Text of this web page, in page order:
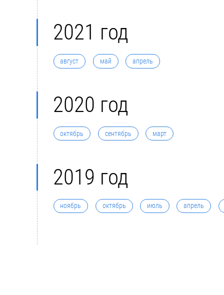
2021 год
август май апрель
2020 год
октябрь сентябрь март
2019 год
ноябрь октябрь июль апрель